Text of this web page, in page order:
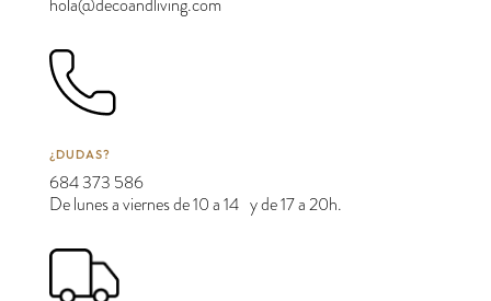
hola@decoandliving.com
¿DUDAS?
684 373 586
De lunes a viernes de 10 a 14 y de 17 a 20h.